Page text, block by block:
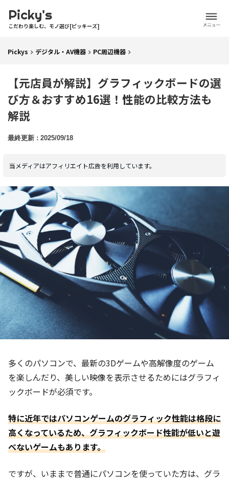
Picky's
こだわり楽しむ、モノ選び[ピッキーズ]
Pickys デジタル・AV機器 PC周辺機器
【元店員が解説】グラフィックボードの選
び方＆おすすめ16選！性能の比較方法も
解説
2025/09/18
当メディアはアフィリエイト広告を利用しています。
多くのパソコンで、最新の3Dゲームや高解像度のゲーム
を楽しんだり、美しい映像を表示させるためにはグラフィ
ックボードが必須です。
特に近年ではパソコンゲームのグラフィック性能は格段に
高くなっているため、グラフィックボード性能が低いと遊
べないゲームもあります。
ですが、いままで普通にパソコンを使っていた方は、グラ